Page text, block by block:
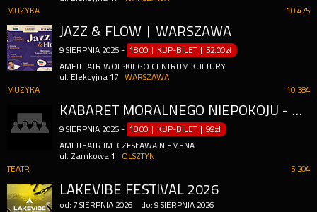
10 475
MUZYKA
JAZZ & FLOW | WARSZAWA
9 SIERPNIA 2026 - 18:00 | KUP-BILET | 52.00zł
AMFITEATR WOLSKIEGO CENTRUM KULTURY
ul. Elekcyjna 17
WARSZAWA
10 384
MUZYKA
KABARET MORALNEGO NIEPOKOJU - NORMALNE TO TO NIE JEST
9 SIERPNIA 2026 - 18:00 | KUP-BILET |99zł
AMFITEATR IM. CZESŁAWA NIEMENA
ul. Zamkowa 1
OLSZTYN
5 204
TEATR
LAKEVIBE FESTIVAL 2026
od: 7 SIERPNIA 2026 do:9 SIERPNIA 2026